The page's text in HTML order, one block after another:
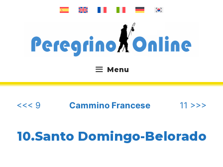
Menu
.
<<< 9
Cammino Francese 11 >>>
10.Santo Domingo-Belorado